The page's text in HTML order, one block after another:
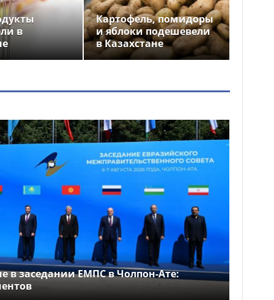
в
Картофель, помидоры
и яблоки подешевели
в Казахстане
в заседании ЕМПС в Чолпон-Ате: